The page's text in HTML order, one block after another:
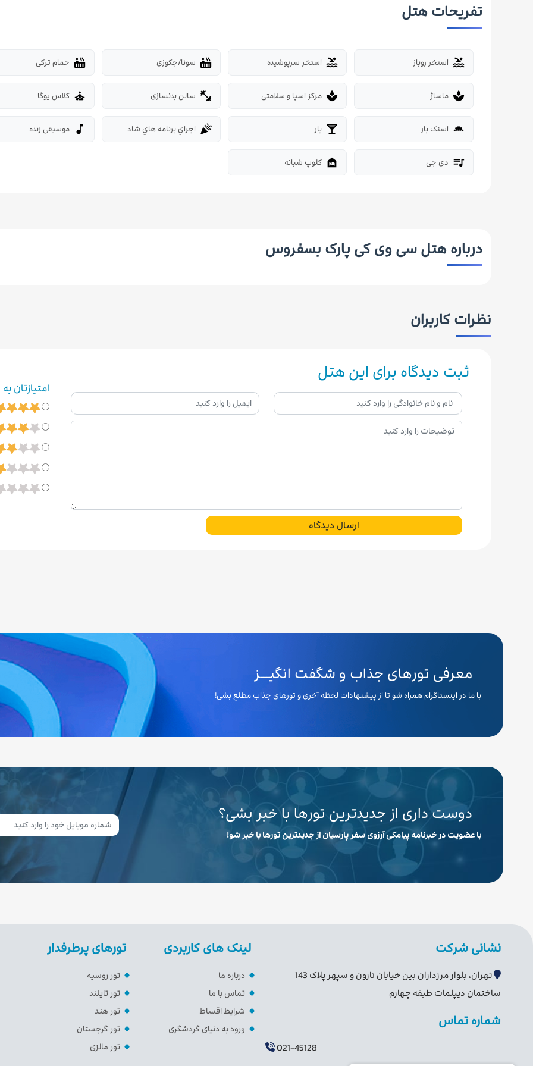
تفریحات هتل
pool استخر روباز pool استخر سرپوشیده hot_tub سونا/جکوزی hot_tub حمام ترکی
spa ماساژ spa مرکز اسپا و سلامتی fitness_center سالن بدنسازی self_improvement کلاس یوگا
bakery_dining اسنک بار local_bar بار celebration اجراي برنامه هاي شاد music_note موسیقی زنده
queue_music دی جی night_shelter کلوپ شبانه
درباره هتل سی وی کی پارک بسفروس
نظرات کاربران
ثبت دیدگاه برای این هتل
ارسال دیدگاه
امتیازتان
معرفی تورهای جذاب و شگفت انگیـــز
با ما در اینستاگرام همراه شو تا از پیشنهادات لحظه آخری و تورهای جذاب مطلع بشی!
دوست داری از جدیدترین تورها با خبر بشی؟
با عضویت در خبرنامه پیامکی آرزوی سفر پارسیان از جدیدترین تورها با خبر شو!
نشانی شرکت
تهران، بلوار مرزداران بین خیابان نارون و سپهر پلاک 143
ساختمان دیپلمات طبقه چهارم
شماره تماس
021-45128
لینک های کاربردی
درباره ما
تماس با ما
شرایط اقساط
ورود به دنیای گردشگری
تورهای پرطرفدار
تور روسیه
تور تایلند
تور هند
تور گرجستان
تور مالزی